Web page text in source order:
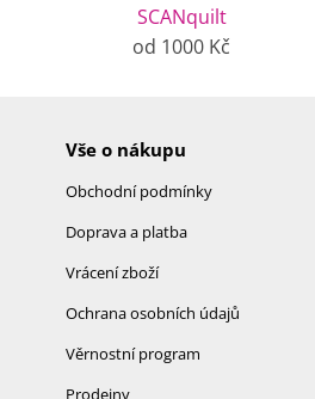
SCANquilt
od 1000 Kč
Vše o nákupu
Obchodní podmínky
Doprava a platba
Vrácení zboží
Ochrana osobních údajů
Věrnostní program
Prodejny